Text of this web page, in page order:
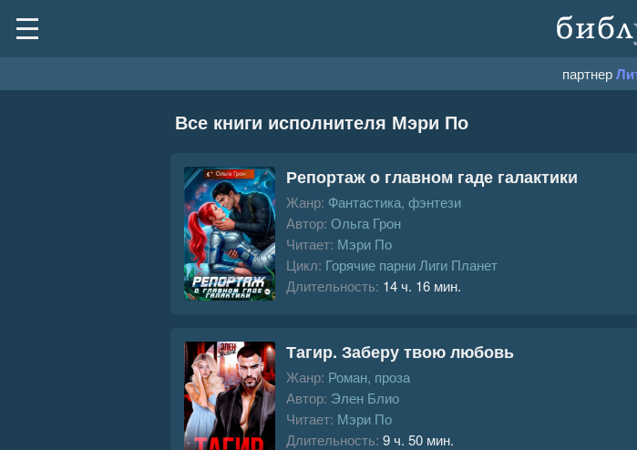
партнер
Все книги исполнителя Мэри По
Репортаж о главном гаде галактики
Жанр: Фантастика, фэнтези
Автор: Ольга Грон
Читает: Мэри По
Цикл: Горячие парни Лиги Планет
Длительность: 14 ч. 16 мин.
Тагир. Заберу твою любовь
Жанр: Роман, проза
Автор: Элен Блио
Читает: Мэри По
Длительность: 9 ч. 50 мин.